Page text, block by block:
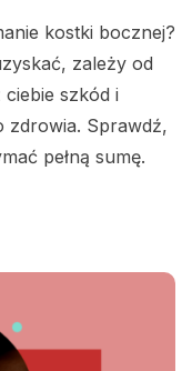
kostki bocznej?
zależy od
szkód i
zdrowia. Sprawdź,
pełną sumę.